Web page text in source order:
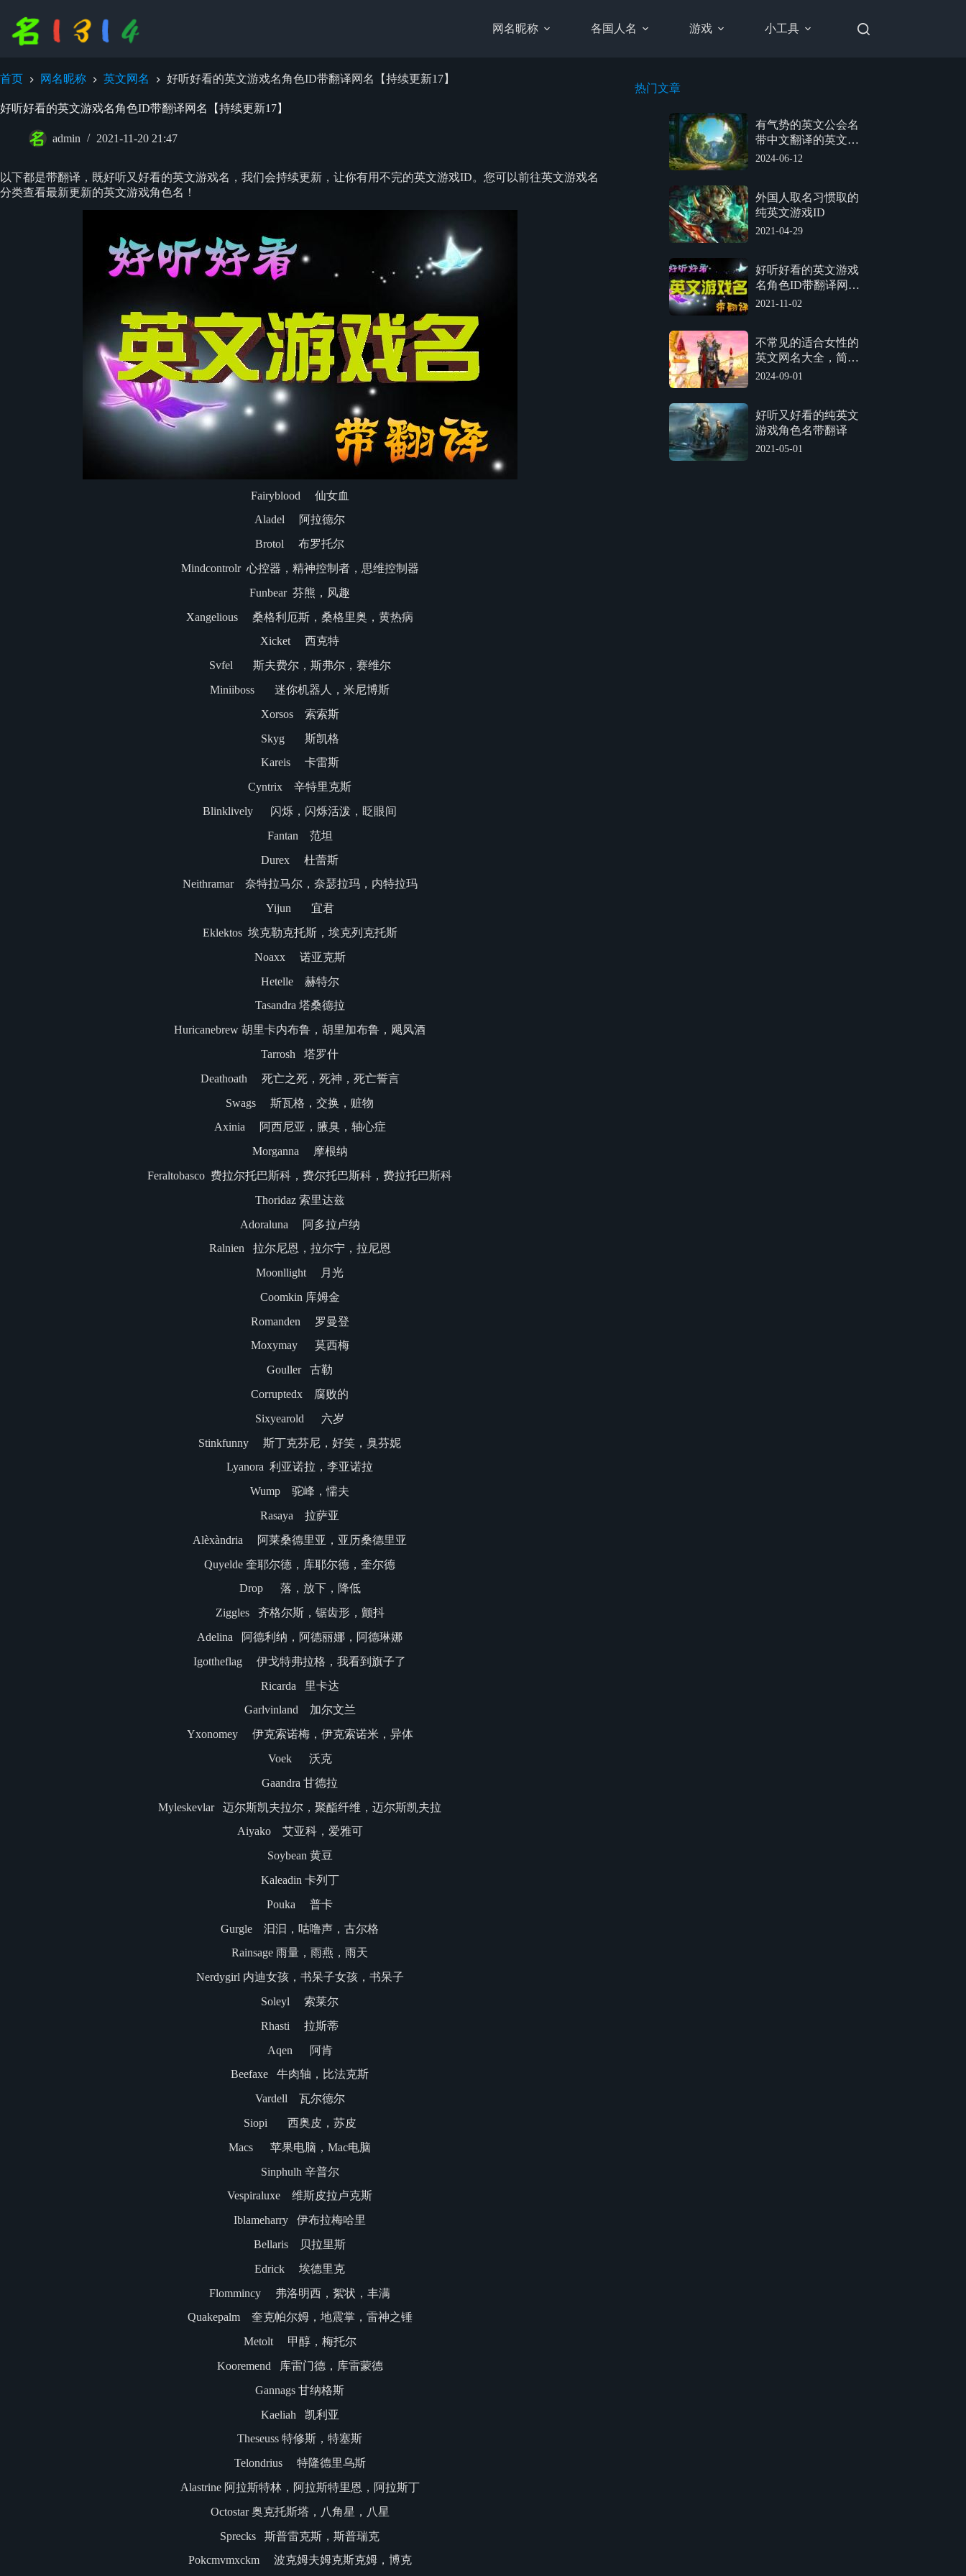
网名昵称 各国人名 游戏 小工具
首页 网名昵称 英文网名 好听好看的英文游戏名角色ID带翻译网名【持续更新17】
好听好看的英文游戏名角色ID带翻译网名【持续更新17】
admin 2021-11-20 21:47
以下都是带翻译，既好听又好看的英文游戏名，我们会持续更新，让你有用不完的英文游戏ID。您可以前往英文游戏名
分类查看最新更新的英文游戏角色名！
Fairyblood 仙女血
Aladel 阿拉德尔
Brotol 布罗托尔
Mindcontrolr 心控器，精神控制者，思维控制器
Funbear 芬熊，风趣
Xangelious 桑格利厄斯，桑格里奥，黄热病
Xicket 西克特
Svfel 斯夫费尔，斯弗尔，赛维尔
Miniiboss 迷你机器人，米尼博斯
Xorsos 索索斯
Skyg 斯凯格
Kareis 卡雷斯
Cyntrix 辛特里克斯
Blinklively 闪烁，闪烁活泼，眨眼间
Fantan 范坦
Durex 杜蕾斯
Neithramar 奈特拉马尔，奈瑟拉玛，内特拉玛
Yijun 宜君
Eklektos 埃克勒克托斯，埃克列克托斯
Noaxx 诺亚克斯
Hetelle 赫特尔
Tasandra 塔桑德拉
Huricanebrew 胡里卡内布鲁，胡里加布鲁，飓风酒
Tarrosh 塔罗什
Deathoath 死亡之死，死神，死亡誓言
Swags 斯瓦格，交换，赃物
Axinia 阿西尼亚，腋臭，轴心症
Morganna 摩根纳
Feraltobasco 费拉尔托巴斯科，费尔托巴斯科，费拉托巴斯科
Thoridaz 索里达兹
Adoraluna 阿多拉卢纳
Ralnien 拉尔尼恩，拉尔宁，拉尼恩
Moonllight 月光
Coomkin 库姆金
Romanden 罗曼登
Moxymay 莫西梅
Gouller 古勒
Corruptedx 腐败的
Sixyearold 六岁
Stinkfunny 斯丁克芬尼，好笑，臭芬妮
Lyanora 利亚诺拉，李亚诺拉
Wump 驼峰，懦夫
Rasaya 拉萨亚
Alèxàndria 阿莱桑德里亚，亚历桑德里亚
Quyelde 奎耶尔德，库耶尔德，奎尔德
Drop 落，放下，降低
Ziggles 齐格尔斯，锯齿形，颤抖
Adelina 阿德利纳，阿德丽娜，阿德琳娜
Igottheflag 伊戈特弗拉格，我看到旗子了
Ricarda 里卡达
Garlvinland 加尔文兰
Yxonomey 伊克索诺梅，伊克索诺米，异体
Voek 沃克
Gaandra 甘德拉
Myleskevlar 迈尔斯凯夫拉尔，聚酯纤维，迈尔斯凯夫拉
Aiyako 艾亚科，爱雅可
Soybean 黄豆
Kaleadin 卡列丁
Pouka 普卡
Gurgle 汩汩，咕噜声，古尔格
Rainsage 雨量，雨燕，雨天
Nerdygirl 内迪女孩，书呆子女孩，书呆子
Soleyl 索莱尔
Rhasti 拉斯蒂
Aqen 阿肯
Beefaxe 牛肉轴，比法克斯
Vardell 瓦尔德尔
Siopi 西奥皮，苏皮
Macs 苹果电脑，Mac电脑
Sinphulh 辛普尔
Vespiraluxe 维斯皮拉卢克斯
Iblameharry 伊布拉梅哈里
Bellaris 贝拉里斯
Edrick 埃德里克
Flommincy 弗洛明西，絮状，丰满
Quakepalm 奎克帕尔姆，地震掌，雷神之锤
Metolt 甲醇，梅托尔
Kooremend 库雷门德，库雷蒙德
Gannags 甘纳格斯
Kaeliah 凯利亚
Theseuss 特修斯，特塞斯
Telondrius 特隆德里乌斯
Alastrine 阿拉斯特林，阿拉斯特里恩，阿拉斯丁
Octostar 奥克托斯塔，八角星，八星
Sprecks 斯普雷克斯，斯普瑞克
Pokcmvmxckm 波克姆夫姆克斯克姆，博克
热门文章
有气势的英文公会名
带中文翻译的英文游
戏公会名
2024-06-12
外国人取名习惯取的
纯英文游戏ID
2021-04-29
好听好看的英文游戏
名角色ID带翻译网名
【持续更新15】
2021-11-02
不常见的适合女性的
英文网名大全，简短
像人名带中文翻译的
2024-09-01
好听又好看的纯英文
游戏角色名带翻译
2021-05-01